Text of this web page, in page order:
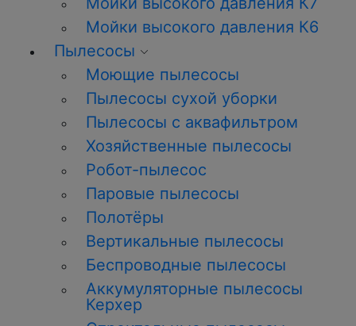
Мойки высокого давления К6
Пылесосы
Моющие пылесосы
Пылесосы сухой уборки
Пылесосы с аквафильтром
Хозяйственные пылесосы
Робот-пылесос
Паровые пылесосы
Полотёры
Вертикальные пылесосы
Беспроводные пылесосы
Аккумуляторные пылесосы
Керхер